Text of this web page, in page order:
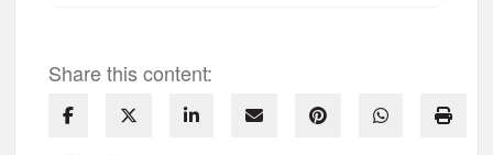
Share this content: